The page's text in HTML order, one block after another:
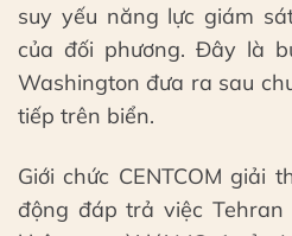
suy yếu năng lực giám
của đối phương. Đây là
Washington đưa ra sau
tiếp trên biển.
Giới chức CENTCOM giải
động đáp trả việc